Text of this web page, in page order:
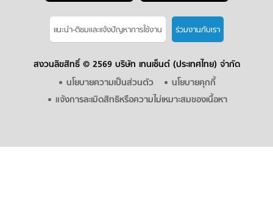
แนะนำ-ติชมเเละแจ้งปัญหาการใช้งาน ร่วมงานกับเรา
สงวนลิขสิทธิ์ © 2569 บริษัท เทนเซ็นต์ (ประเทศไทย) จำกัด
นโยบายความเป็นส่วนตัว
นโยบายคุกกี้
แจ้งการละเมิดสิทธิหรือความไม่เหมาะสมของเนื้อหา